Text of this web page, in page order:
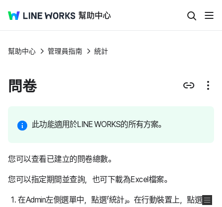
幫助中心 管理員指南 統計
問卷
此功能適用於LINE WORKS的所有方案。
您可以查看已建立的問卷總數。
您可以指定期間並查詢，也可下載為Excel檔案。
在Admin左側選單中，點選「統計」。在行動裝置上，點選